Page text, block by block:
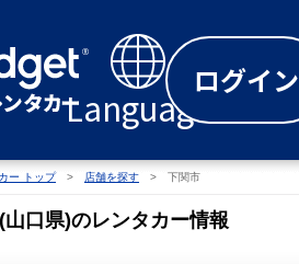
Language
ログイン
ー トップ 店舗を探す 下関市
山口県)のレンタカー情報